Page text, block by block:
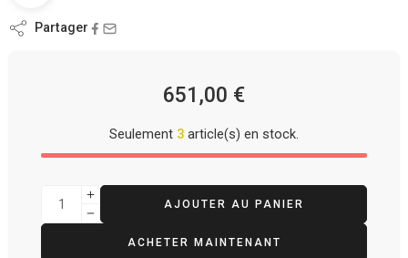
Partager
651,00 €
Seulement 3 article(s) en stock.
AJOUTER AU PANIER
ACHETER MAINTENANT